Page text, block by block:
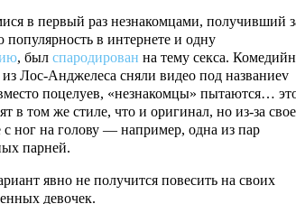
в первый раз незнакомцами, получивший
в интернете и одну
, был спародирован на тему секса.
из Лос-Анджелеса сняли видео под названиеv
поцелуев, «незнакомцы» пытаются…
в том же стиле, что и оригинал, но из-за
с ног на голову — например, одна из пар
парней.
явно не получится повесить на своих
девочек.